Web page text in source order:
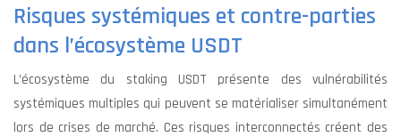
Risques systémiques et contre-parties
dans l’écosystème USDT
L’écosystème du staking USDT présente des vulnérabilités
systémiques multiples qui peuvent se matérialiser simultanément
lors de crises de marché. Ces risques interconnectés créent des